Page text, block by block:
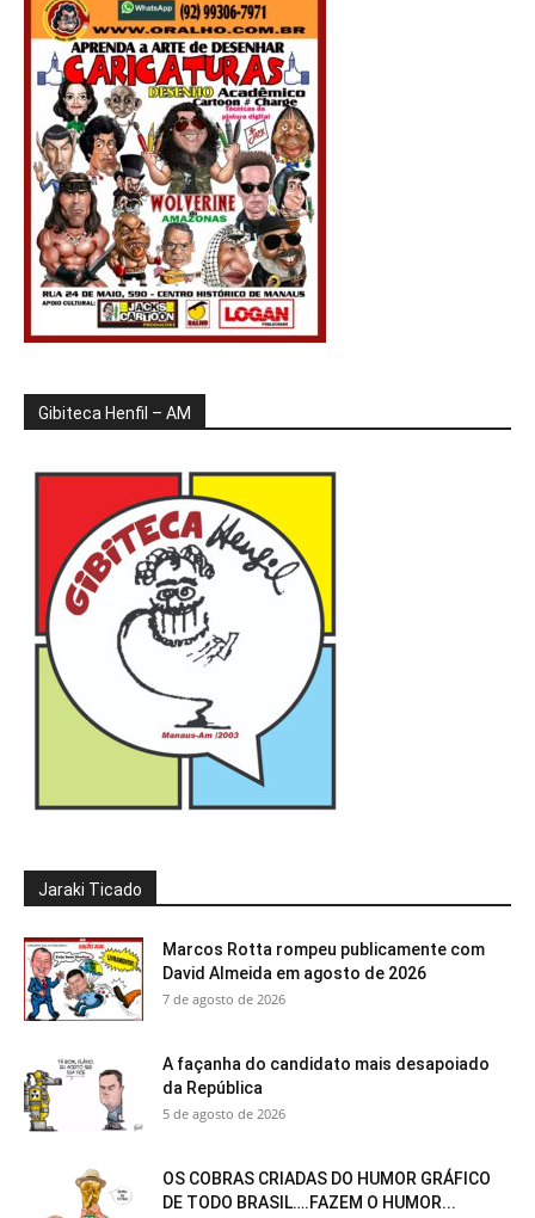
Gibiteca Henfil – AM
Jaraki Ticado
Marcos Rotta rompeu publicamente com
David Almeida em agosto de 2026
7 de agosto de 2026
A façanha do candidato mais desapoiado
da República
5 de agosto de 2026
OS COBRAS CRIADAS DO HUMOR GRÁFICO
DE TODO BRASIL….FAZEM O HUMOR...